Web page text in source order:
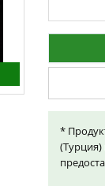
*
(Турция)